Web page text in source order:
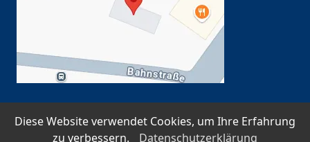
SSL-verschlüsselt · Datenschutz nach DSGVO ·
Diese Website verwendet Cookies, um Ihre Erfahrung
zu verbessern.
Datenschutzerklärung